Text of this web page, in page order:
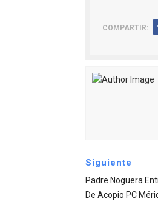
COMPARTIR:
Siguiente
Padre Noguera
De Acopio PC